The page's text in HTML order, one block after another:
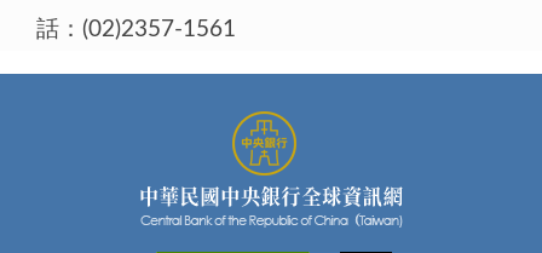
話：(02)2357-1561